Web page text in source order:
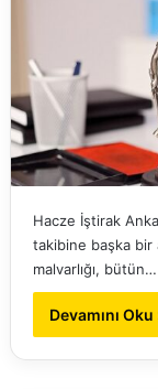
Hacze İştirak
takibine başka bir
malvarlığı, bütün…
Devamını Oku